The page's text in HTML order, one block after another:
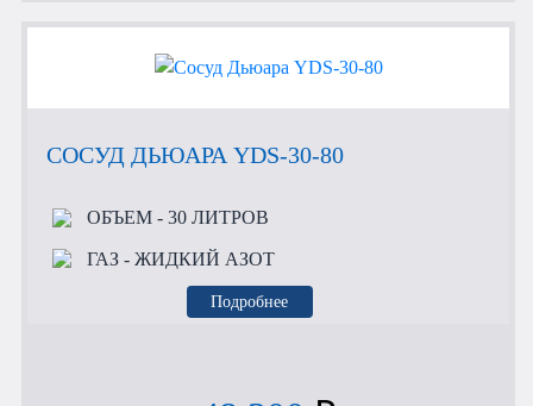
СОСУД ДЬЮАРА YDS-30-80
ОБЪЕМ- 30 ЛИТРОВ
ГАЗ- ЖИДКИЙ АЗОТ
Подробнее